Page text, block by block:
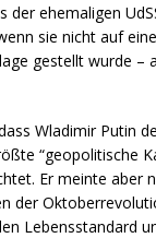
der ehemaligen
sie nicht auf
gestellt wurde –
Wladimir Putin
“geopolitische
Er meinte aber
der
Lebensstandard